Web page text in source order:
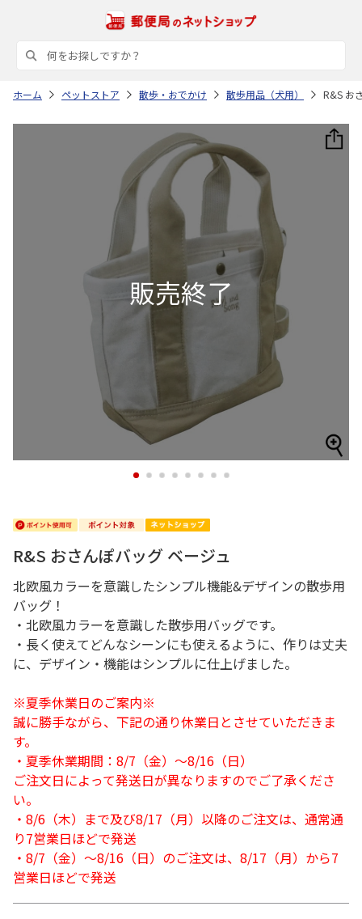
ホーム ペットストア 散歩・おでかけ 散歩用品（犬用） R&S お
1 2 3 4 5 6 7 8
R&S おさんぽバッグ ベージュ
北欧風カラーを意識したシンプル機能&デザインの散歩用
バッグ！
・北欧風カラーを意識した散歩用バッグです。
・長く使えてどんなシーンにも使えるように、作りは丈夫
に、デザイン・機能はシンプルに仕上げました。
※夏季休業日のご案内※
誠に勝手ながら、下記の通り休業日とさせていただきま
す。
・夏季休業期間：8/7（金）～8/16（日）
ご注文日によって発送日が異なりますのでご了承くださ
い。
・8/6（木）まで及び8/17（月）以降のご注文は、通常通
り7営業日ほどで発送
・8/7（金）～8/16（日）のご注文は、8/17（月）から7
営業日ほどで発送